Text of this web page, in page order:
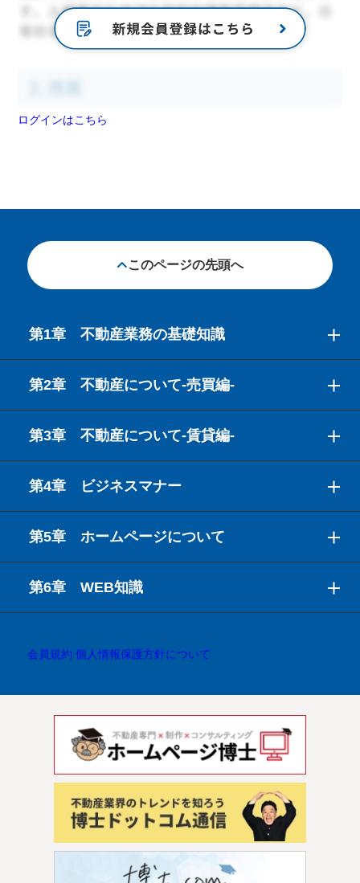
ログインはこちら
このページの先頭へ
第1章 不動産業務の基礎知識
第2章 不動産について-売買編-
第3章 不動産について-賃貸編-
第4章 ビジネスマナー
第5章 ホームページについて
第6章 WEB知識
会員規約 個人情報保護方針について